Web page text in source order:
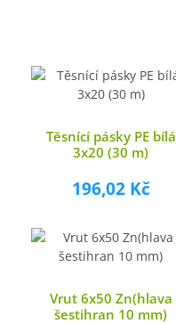
Těsnící pásky PE bílá
3x20 (30 m)
196,02 Kč
Vrut 6x50 Zn(hlava
šestihran 10 mm)